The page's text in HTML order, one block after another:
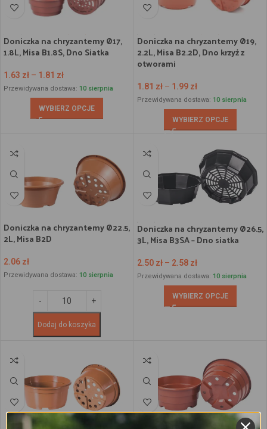
Doniczka na chryzantemy Ø17,
1.8L, Misa B1.8S, Dno Siatka
1.63 zł – 1.81 zł
Przewidywana dostawa: 10 sierpnia
WYBIERZ OPCJE
Doniczka na chryzantemy Ø19,
2.2L, Misa B2.2D, Dno krzyż z
otworami
1.81 zł – 1.99 zł
Przewidywana dostawa: 10 sierpnia
WYBIERZ OPCJE
Doniczka na chryzantemy Ø22.5,
2L, Misa B2D
2.06 zł
Przewidywana dostawa: 10 sierpnia
Dodaj do koszyka
Doniczka na chryzantemy Ø26.5,
3L, Misa B3SA – Dno siatka
2.50 zł – 2.58 zł
Przewidywana dostawa: 10 sierpnia
WYBIERZ OPCJE